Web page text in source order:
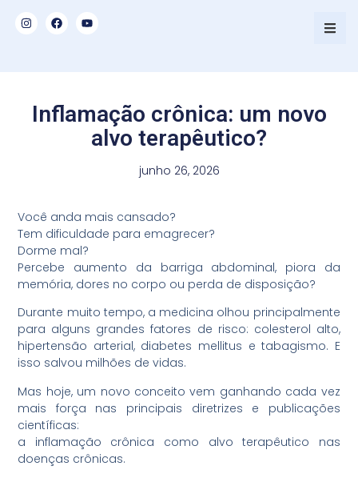
Inflamação crônica: um novo
alvo terapêutico?
junho 26, 2026
Você anda mais cansado?
Tem dificuldade para emagrecer?
Dorme mal?
Percebe aumento da barriga abdominal, piora da
memória, dores no corpo ou perda de disposição?
Durante muito tempo, a medicina olhou principalmente
para alguns grandes fatores de risco: colesterol alto,
hipertensão arterial, diabetes mellitus e tabagismo. E
isso salvou milhões de vidas.
Mas hoje, um novo conceito vem ganhando cada vez
mais força nas principais diretrizes e publicações
científicas:
a inflamação crônica como alvo terapêutico nas
doenças crônicas.